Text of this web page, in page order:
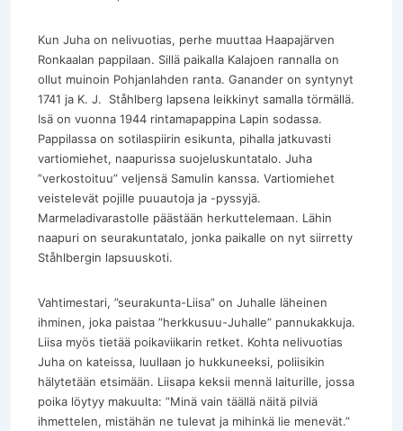
Kun Juha on nelivuotias, perhe muuttaa Haapajärven
Ronkaalan pappilaan. Sillä paikalla Kalajoen rannalla on
ollut muinoin Pohjanlahden ranta. Ganander on syntynyt
1741 ja K. J. Ståhlberg lapsena leikkinyt samalla törmällä.
Isä on vuonna 1944 rintamapappina Lapin sodassa.
Pappilassa on sotilaspiirin esikunta, pihalla jatkuvasti
vartiomiehet, naapurissa suojeluskuntatalo. Juha
”verkostoituu” veljensä Samulin kanssa. Vartiomiehet
veistelevät pojille puuautoja ja -pyssyjä.
Marmeladivarastolle päästään herkuttelemaan. Lähin
naapuri on seurakuntatalo, jonka paikalle on nyt siirretty
Ståhlbergin lapsuuskoti.
Vahtimestari, ”seurakunta-Liisa” on Juhalle läheinen
ihminen, joka paistaa ”herkkusuu-Juhalle” pannukakkuja.
Liisa myös tietää poikaviikarin retket. Kohta nelivuotias
Juha on kateissa, luullaan jo hukkuneeksi, poliisikin
hälytetään etsimään. Liisapa keksii mennä laiturille, jossa
poika löytyy makuulta: ”Minä vain täällä näitä pilviä
ihmettelen, mistähän ne tulevat ja mihinkä lie menevät.”